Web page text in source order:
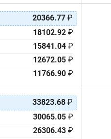
20366.77 ₽
18102.92 ₽
15841.04 ₽
12672.05 ₽
11766.90 ₽
33823.68 ₽
30065.05 ₽
26306.43 ₽